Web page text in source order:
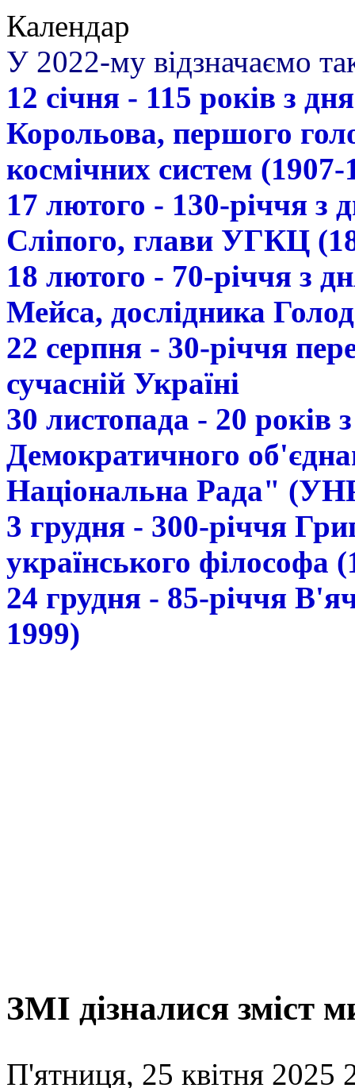
Календар
У 2022-му відзначаємо
12 січня - 115 років з
Корольова, першого
космічних систем (1907-
17 лютого - 130-річчя з
Сліпого, глави УГКЦ
18 лютого - 70-річчя з
Мейса, дослідника
22 серпня - 30-річчя
сучасній Україні
30 листопада - 20 років
Демократичного
Національна Рада"
3 грудня - 300-річчя
українського філософа
24 грудня - 85-річчя
1999)
ЗМІ дізналися зміст
П'ятниця, 25 квітня 2025